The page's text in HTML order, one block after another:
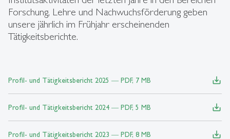
Forschung, Lehre und Nachwuchsförderung geben
unsere jährlich im Frühjahr erscheinenden
Tätigkeitsberichte.
Profil- und Tätigkeitsbericht 2025 ― PDF, 7 MB save_alt
Profil- und Tätigkeitsbericht 2024 ― PDF, 5 MB save_alt
Profil- und Tätigkeitsbericht 2023 ― PDF, 8 MB save_alt